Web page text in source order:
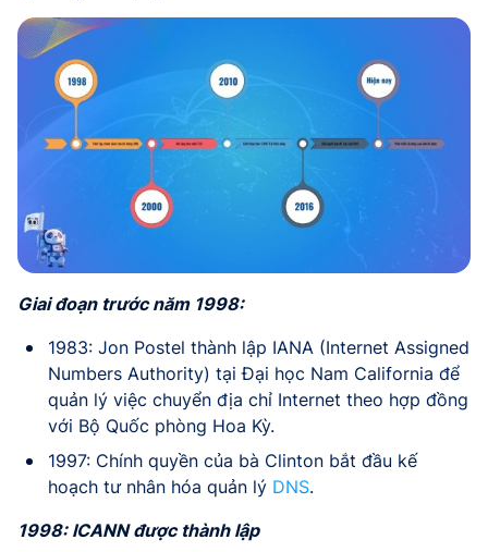
Giai đoạn trước năm 1998:
1983: Jon Postel thành lập IANA (Internet Assigned
Numbers Authority) tại Đại học Nam California để
quản lý việc chuyển địa chỉ Internet theo hợp đồng
với Bộ Quốc phòng Hoa Kỳ.
1997: Chính quyền của bà Clinton bắt đầu kế
hoạch tư nhân hóa quản lý DNS.
1998: ICANN được thành lập